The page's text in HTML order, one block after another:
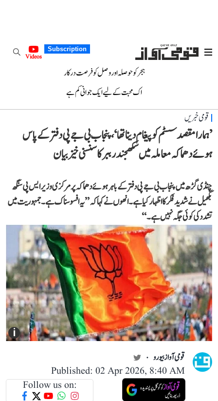
Subscription
Videos
ہجر کو حوصلہ اور وصل کو فرصت درکار
اک محبت کے لیے ایک جوانی کم ہے
قومی خبریں
’ہمارا مقصد سسٹم کو پیغام دینا تھا‘، پنجاب بی جے پی دفتر کے پاس
ہوئے دھماکہ معاملہ میں سکھجندر ببر کا سنسنی خیز بیان
چنڈی گڑھ میں پنجاب بی جے پی دفتر کے باہر ہوئے دھماکہ پر مرکزی وزیر ایس پی سنگھ
بگھیل نے شدید فکر کا اظہار کیا ہے۔ انھوں نے کہا کہ ’’یہ افسوسناک ہے۔ جمہوریت میں
تشدد کی کوئی جگہ نہیں ہے۔‘‘
i
قومی آواز بیورو
Published: 02 Apr 2026, 8:40 AM
Follow us on: